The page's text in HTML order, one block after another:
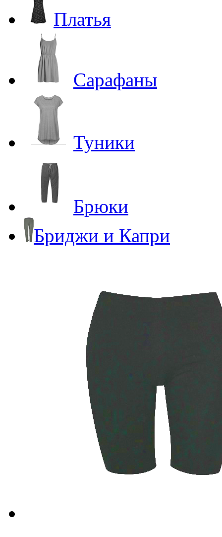
Платья
Сарафаны
Туники
Брюки
Бриджи и Капри